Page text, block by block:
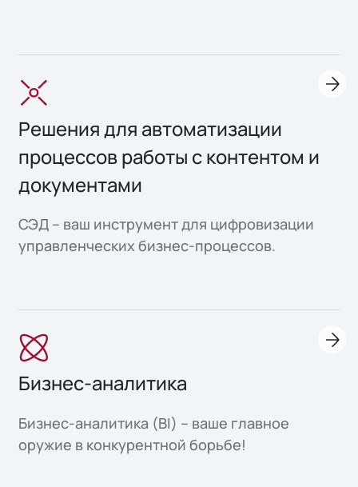
Решения для автоматизации
процессов работы с контентом и
документами
СЭД – ваш инструмент для цифровизации
управленческих бизнес-процессов.
Бизнес-аналитика
Бизнес-аналитика (BI) – ваше главное
оружие в конкурентной борьбе!